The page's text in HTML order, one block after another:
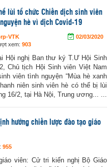
lùi tổ chức Chiến dịch sinh viên
hè vì dịch Covid-19
VTK
02/03/2020
xem: 903
Hội nghị Ban thư ký T.Ư Hội Sinh
Chủ tịch Hội Sinh viên Việt Nam
viên tình nguyện “Mùa hè xanh
niên sinh viên hè có thể bị lùi
16/2, tại Hà Nội, Trung ương... ...
hướng chiến lược đào tạo giáo
955
viên: Cử tri kiến nghị Bộ Giáo